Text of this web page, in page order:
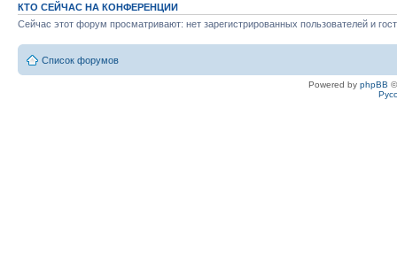
КТО СЕЙЧАС НА КОНФЕРЕНЦИИ
Сейчас этот форум просматривают: нет зарегистрированных пользователей и
Список форумов
Powered by phpBB